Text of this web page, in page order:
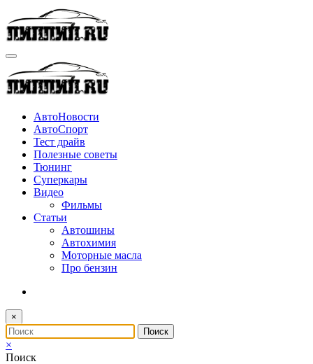
Перейти
к
содержимому
АвтоНовости
АвтоСпорт
Тест драйв
Полезные советы
Тюнинг
Суперкары
Видео
Фильмы
Статьи
Автошины
Автохимия
Моторные масла
Про бензин
×
×
Поиск